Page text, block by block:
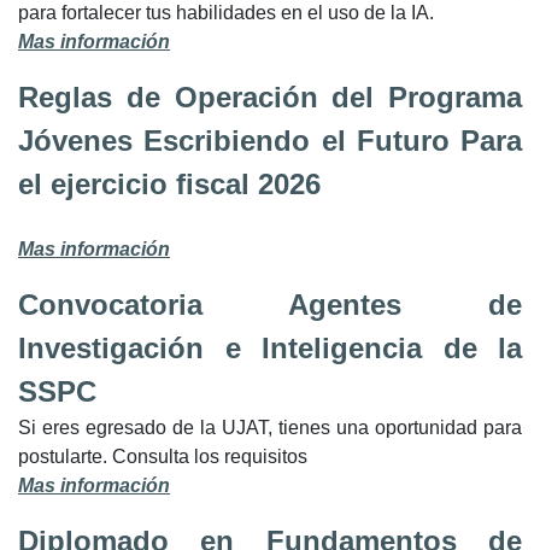
para fortalecer tus habilidades en el uso de la IA.
Mas información
Reglas de Operación del Programa
Jóvenes Escribiendo el Futuro Para
el ejercicio fiscal 2026
Mas información
Convocatoria Agentes de
Investigación e Inteligencia de la
SSPC
Si eres egresado de la UJAT, tienes una oportunidad para
postularte. Consulta los requisitos
Mas información
Diplomado en Fundamentos de